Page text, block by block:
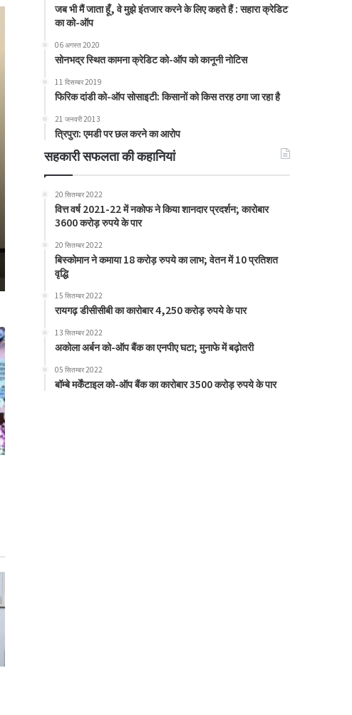
जब भी मैं जाता हूँ, वे मुझे इंतजार करने के लिए कहते हैं : सहारा क्रेडिट
का को-ऑप
06 अगस्त 2020
सोनभद्र स्थित कामना क्रेडिट को-ऑप को कानूनी नोटिस
11 दिसम्बर 2019
फिरिक दांडी को-ऑप सोसाइटी: किसानों को किस तरह ठगा जा रहा है
21 जनवरी 2013
त्रिपुरा: एमडी पर छल करने का आरोप
सहकारी सफलता की कहानियां
20 सितम्बर 2022
वित्त वर्ष 2021-22 में नकोफ ने किया शानदार प्रदर्शन; कारोबार
3600 करोड़ रुपये के पार
20 सितम्बर 2022
बिस्कोमान ने कमाया 18 करोड़ रुपये का लाभ; वेतन में 10 प्रतिशत
वृद्धि
15 सितम्बर 2022
रायगढ़ डीसीसीबी का कारोबार 4,250 करोड़ रुपये के पार
13 सितम्बर 2022
अकोला अर्बन को-ऑप बैंक का एनपीए घटा; मुनाफे में बढ़ोतरी
05 सितम्बर 2022
बॉम्बे मर्केंटाइल को-ऑप बैंक का कारोबार 3500 करोड़ रुपये के पार